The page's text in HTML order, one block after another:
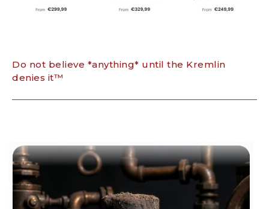
Do not believe *anything* until the Kremlin
denies it™